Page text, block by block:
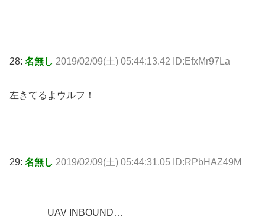
28: 名無し 2019/02/09(土) 05:44:13.42 ID:EfxMr97La
左きてるよウルフ！
29: 名無し 2019/02/09(土) 05:44:31.05 ID:RPbHAZ49M
UAV INBOUND…